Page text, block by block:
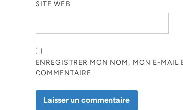
SITE WEB
ENREGISTRER MON NOM, MON E-MAIL
COMMENTAIRE.